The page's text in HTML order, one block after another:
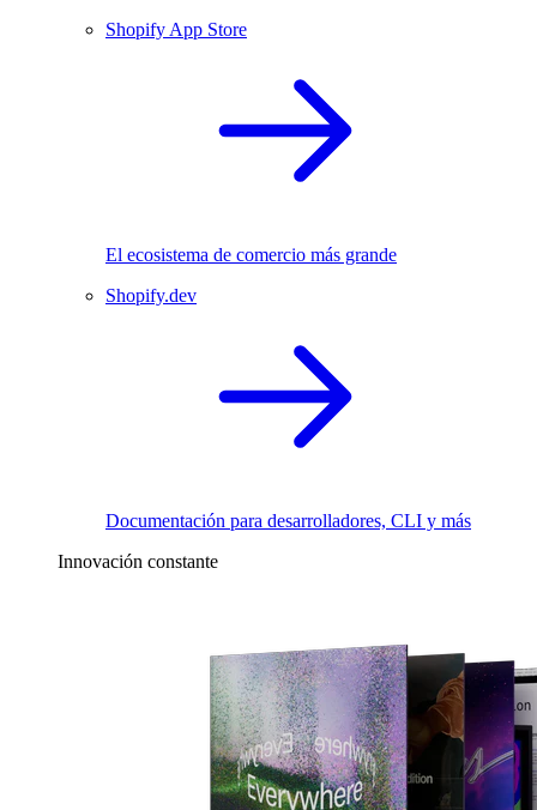
Shopify App Store
El ecosistema de comercio más grande
Shopify.dev
Documentación para desarrolladores, CLI y más
Innovación constante